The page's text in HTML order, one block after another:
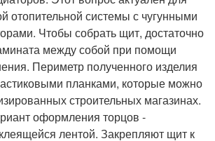
отопительной системы с чугунными
Чтобы собрать щит, достаточно
между собой при помощи
Периметр полученного изделия
планками, которые можно
строительных магазинах.
оформления торцов -
лентой. Закрепляют щит к